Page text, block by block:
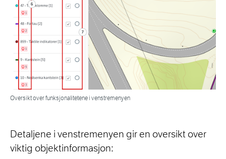
Oversikt over funksjonalitetene i venstremenyen
Detaljene i venstremenyen gir en oversikt over
viktig objektinformasjon: